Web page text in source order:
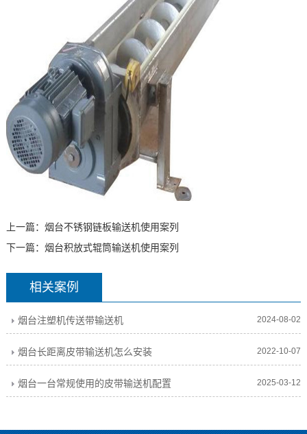
上一篇： 烟台不锈钢链板输送机使用案列
下一篇： 烟台积放式辊筒输送机使用案列
相关案例
烟台注塑机传送带输送机 2024-08-02
烟台长距离皮带输送机怎么安装 2022-10-07
烟台一台常规使用的皮带输送机配置 2025-03-12